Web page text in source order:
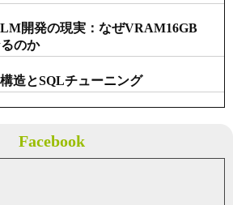
テクマトリックス株式会社様 お取
引開始
開発の現実：なぜVRAM16GB
のか
造とSQLチューニング
Facebook